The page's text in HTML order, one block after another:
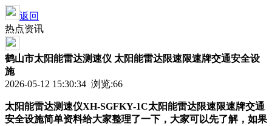
返回
热点资讯
鹤山市太阳能雷达测速仪 太阳能雷达限速限速牌交通安全设
施
2026-05-12 15:30:34 浏览:66
太阳能雷达测速仪XH-SGFKY-1C太阳能雷达限速限速牌交通
安全设施简单资料给大家整理了一下，大家可以先了解，如果